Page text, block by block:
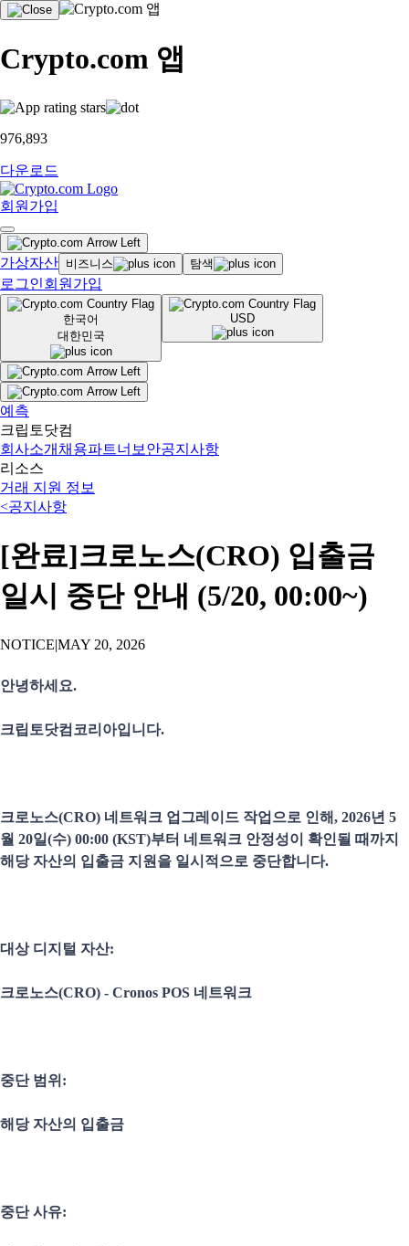
Crypto.com 앱
976,893
다운로드
회원가입
가상자산 비즈니스 탐색
로그인회원가입
한국어
대한민국
USD
예측
크립토닷컴
회사소개 채용파트너 보안공지사항
리소스
거래 지원 정보
<공지사항
[완료]크로노스(CRO) 입출금
일시 중단 안내 (5/20, 00:00~)
NOTICE|MAY 20, 2026
안녕하세요.
크립토닷컴코리아입니다.
크로노스(CRO) 네트워크 업그레이드 작업으로 인해, 2026년 5
월 20일(수) 00:00 (KST)부터 네트워크 안정성이 확인될 때까지
해당 자산의 입출금 지원을 일시적으로 중단합니다.
대상 디지털 자산:
크로노스(CRO) - Cronos POS 네트워크
중단 범위:
해당 자산의 입출금
중단 사유: